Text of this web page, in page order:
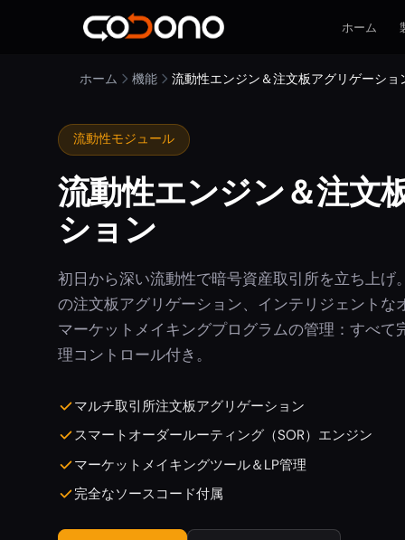
ホーム
ホーム 機能 流動性エンジン＆注文板アグリゲーショ
流動性モジュール
流動性エンジン＆注文
ション
初日から深い流動性で暗号資産取引所を立ち上げ
の注文板アグリゲーション、インテリジェントな
マーケットメイキングプログラムの管理：すべて
理コントロール付き。
マルチ取引所注文板アグリゲーション
スマートオーダールーティング（SOR）エンジン
マーケットメイキングツール＆LP管理
完全なソースコード付属